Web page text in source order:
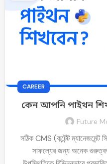
CAREER
কেন আপনি পাইথন
Future
সঠিক CMS (কন্টেন্ট ম্যানেজমেন্ট
সাফল্যের জন্য অনেক